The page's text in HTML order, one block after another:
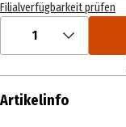
Filialverfügbarkeit prüfen
1
Artikelinfo